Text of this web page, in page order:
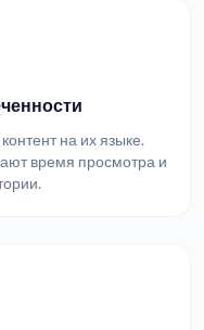
на их языке.
время просмотра и